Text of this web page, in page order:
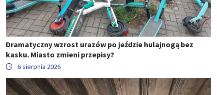
Dramatyczny wzrost urazów po jeździe hulajnogą bez
kasku. Miasto zmieni przepisy?
6 sierpnia 2026